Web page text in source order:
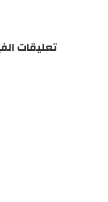
تعليقات